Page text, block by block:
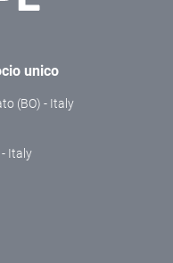
unico
(BO) - Italy
- Italy